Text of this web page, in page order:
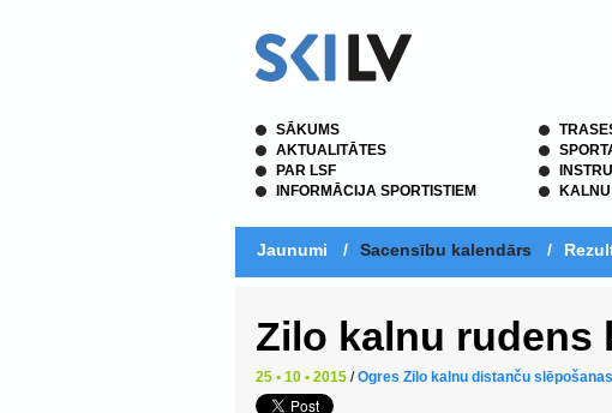
SĀKUMS
AKTUALITĀTES
PAR LSF
INFORMĀCIJA SPORTISTIEM
Jaunumi / Sacensību kalendārs /
Zilo kalnu rudens
25 • 10 • 2015 /Ogres Zilo kalnu distanču